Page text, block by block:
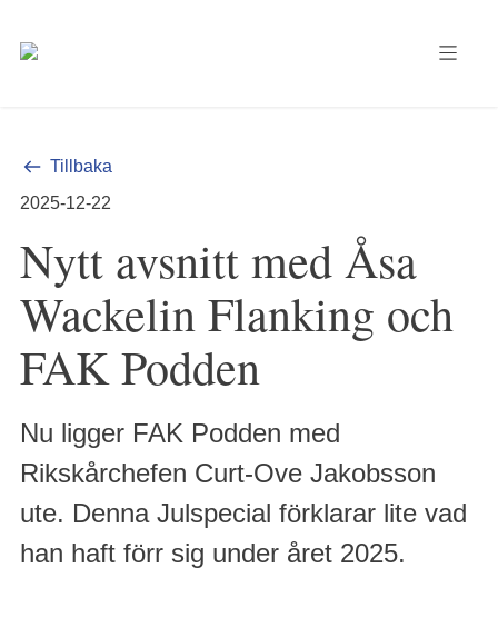
Tillbaka
2025-12-22
Nytt avsnitt med Åsa
Wackelin Flanking och
FAK Podden
Nu ligger FAK Podden med
Rikskårchefen Curt-Ove Jakobsson
ute. Denna Julspecial förklarar lite vad
han haft förr sig under året 2025.